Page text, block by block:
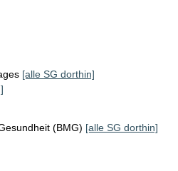
[alle SG dorthin]
(BMG) [alle SG dorthin]